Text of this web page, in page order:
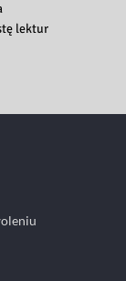
lektur